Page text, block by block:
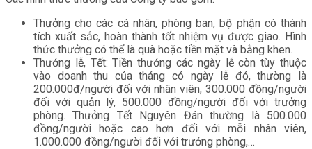
Thưởng cho các cá nhân, phòng ban, bộ phận có thành
tích xuất sắc, hoàn thành tốt nhiệm vụ được giao. Hình
thức thưởng có thể là quà hoặc tiền mặt và bằng khen.
Thưởng lễ, Tết: Tiền thưởng các ngày lễ còn tùy thuộc
vào doanh thu của tháng có ngày lễ đó, thường là
200.000đ/người đối với nhân viên, 300.000 đồng/người
đối với quản lý, 500.000 đồng/người đối với trưởng
phòng. Thưởng Tết Nguyên Đán thường là 500.000
đồng/người hoặc cao hơn đối với mỗi nhân viên,
1.000.000 đồng/người đối với trưởng phòng,…